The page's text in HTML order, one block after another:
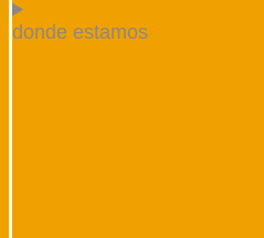
donde estamos